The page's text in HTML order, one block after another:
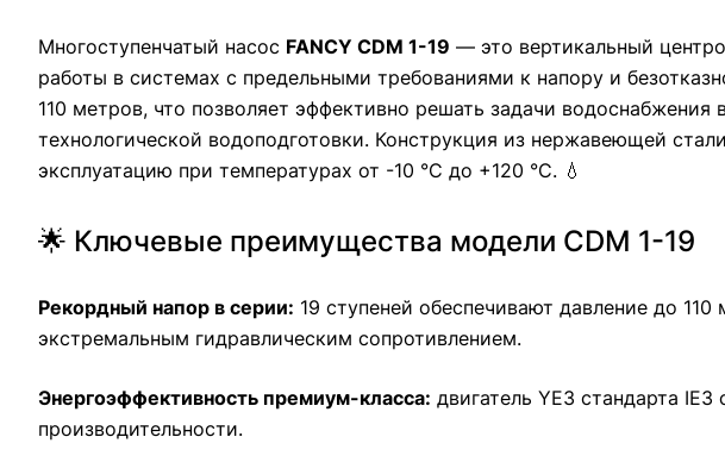
Многоступенчатый насос FANCY CDM 1-19 — это вертикальный
работы в системах с предельными требованиями к напору и
110 метров, что позволяет эффективно решать задачи
технологической водоподготовки. Конструкция из нержавеющей
эксплуатацию при температурах от -10 °C до +120 °C. 💧
🌟 Ключевые преимущества модели CDM 1-19
Рекордный напор в серии: 19 ступеней обеспечивают давление до
экстремальным гидравлическим сопротивлением.
Энергоэффективность премиум-класса: двигатель YE3 стандарта
производительности.